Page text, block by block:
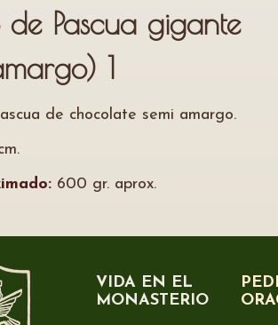
de Pascua gigante
1
de chocolate semi amargo.
600 gr. aprox.
VIDA EN EL
MONASTERIO